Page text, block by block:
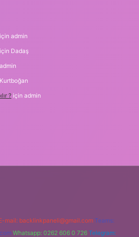
için admin
için Dadaş
admin
Kurtboğan
? için admin
mail: backlinkpaneli@gmail.com Teams:
Whatsapp: 0262 606 0 726 Telegram: